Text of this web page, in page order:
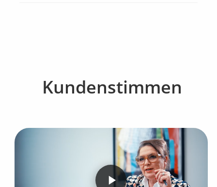
Kundenstimmen
play_arrow